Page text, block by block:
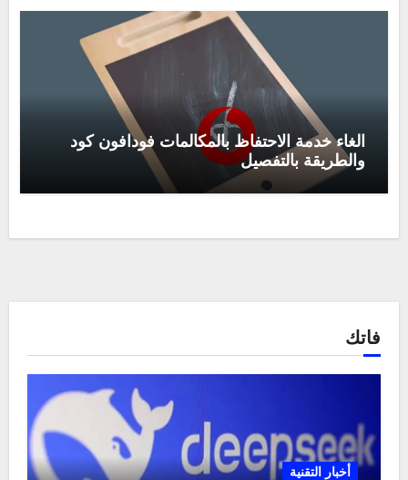
الغاء خدمة الاحتفاظ بالمكالمات فودافون كود
والطريقة بالتفصيل
فاتك
أخبار التقنية